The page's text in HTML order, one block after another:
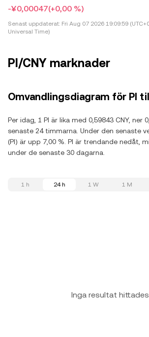
-¥0,00047(+0,00 %)
Senast uppdaterat: Fri Aug 07 2026 19:09:59
Universal Time)
PI/CNY marknader
Omvandlingsdiagram för PI
Per idag, 1 PI är lika med 0,59843 CNY, ner
senaste 24 timmarna. Under den senaste
(PI) är upp 7,00 %. PI är trendande nedåt,
under de senaste 30 dagarna.
1 h 24 h 1 W 1 M
Inga resultat hittades